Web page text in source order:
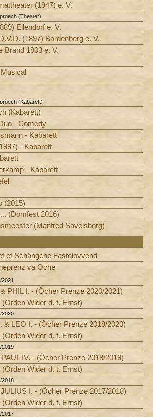
(1947) e. V.
(Theater)
Eilendorf e. V.
(1897) Bardenberg e. V.
Brand 1903 e. V.
(Kabarett)
(Kabarett)
- Comedy
- Kabarett
- Kabarett
- Kabarett
(2015)
(Domfest 2016)
(Manfred Savelsberg)
et Schängche Fastelovvend
va Oche
2021
PHIL I. - (Öcher Prenze 2020/2021)
(Orden Wider d. t. Ernst)
2020
& LEO I. - (Öcher Prenze 2019/2020)
(Orden Wider d. t. Ernst)
2019
IV. - (Öcher Prenze 2018/2019)
(Orden Wider d. t. Ernst)
2018
I. - (Öcher Prenze 2017/2018)
(Orden Wider d. t. Ernst)
2017